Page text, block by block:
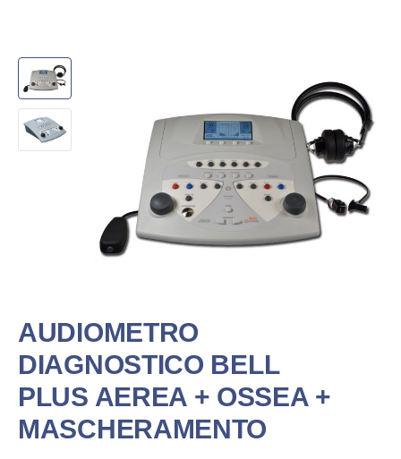
AUDIOMETRO
DIAGNOSTICO BELL
PLUS AEREA + OSSEA +
MASCHERAMENTO